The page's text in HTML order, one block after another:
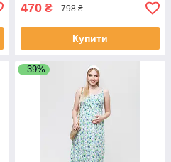
470 ₴ 798 ₴
Купити
–39%